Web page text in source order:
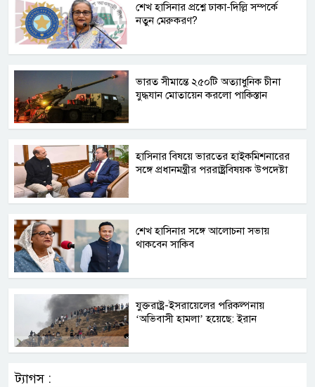
শেখ হাসিনার প্রশ্নে ঢাকা-দিল্লি সম্পর্কে
নতুন মেরুকরণ?
ভারত সীমান্তে ২৫০টি অত্যাধুনিক চীনা
যুদ্ধযান মোতায়েন করলো পাকিস্তান
হাসিনার বিষয়ে ভারতের হাইকমিশনারের
সঙ্গে প্রধানমন্ত্রীর পররাষ্ট্রবিষয়ক উপদেষ্টা
শেখ হাসিনার সঙ্গে আলোচনা সভায়
থাকবেন সাকিব
যুক্তরাষ্ট্র-ইসরায়েলের পরিকল্পনায়
‘অভিবাসী হামলা’ হয়েছে: ইরান
ট্যাগস :